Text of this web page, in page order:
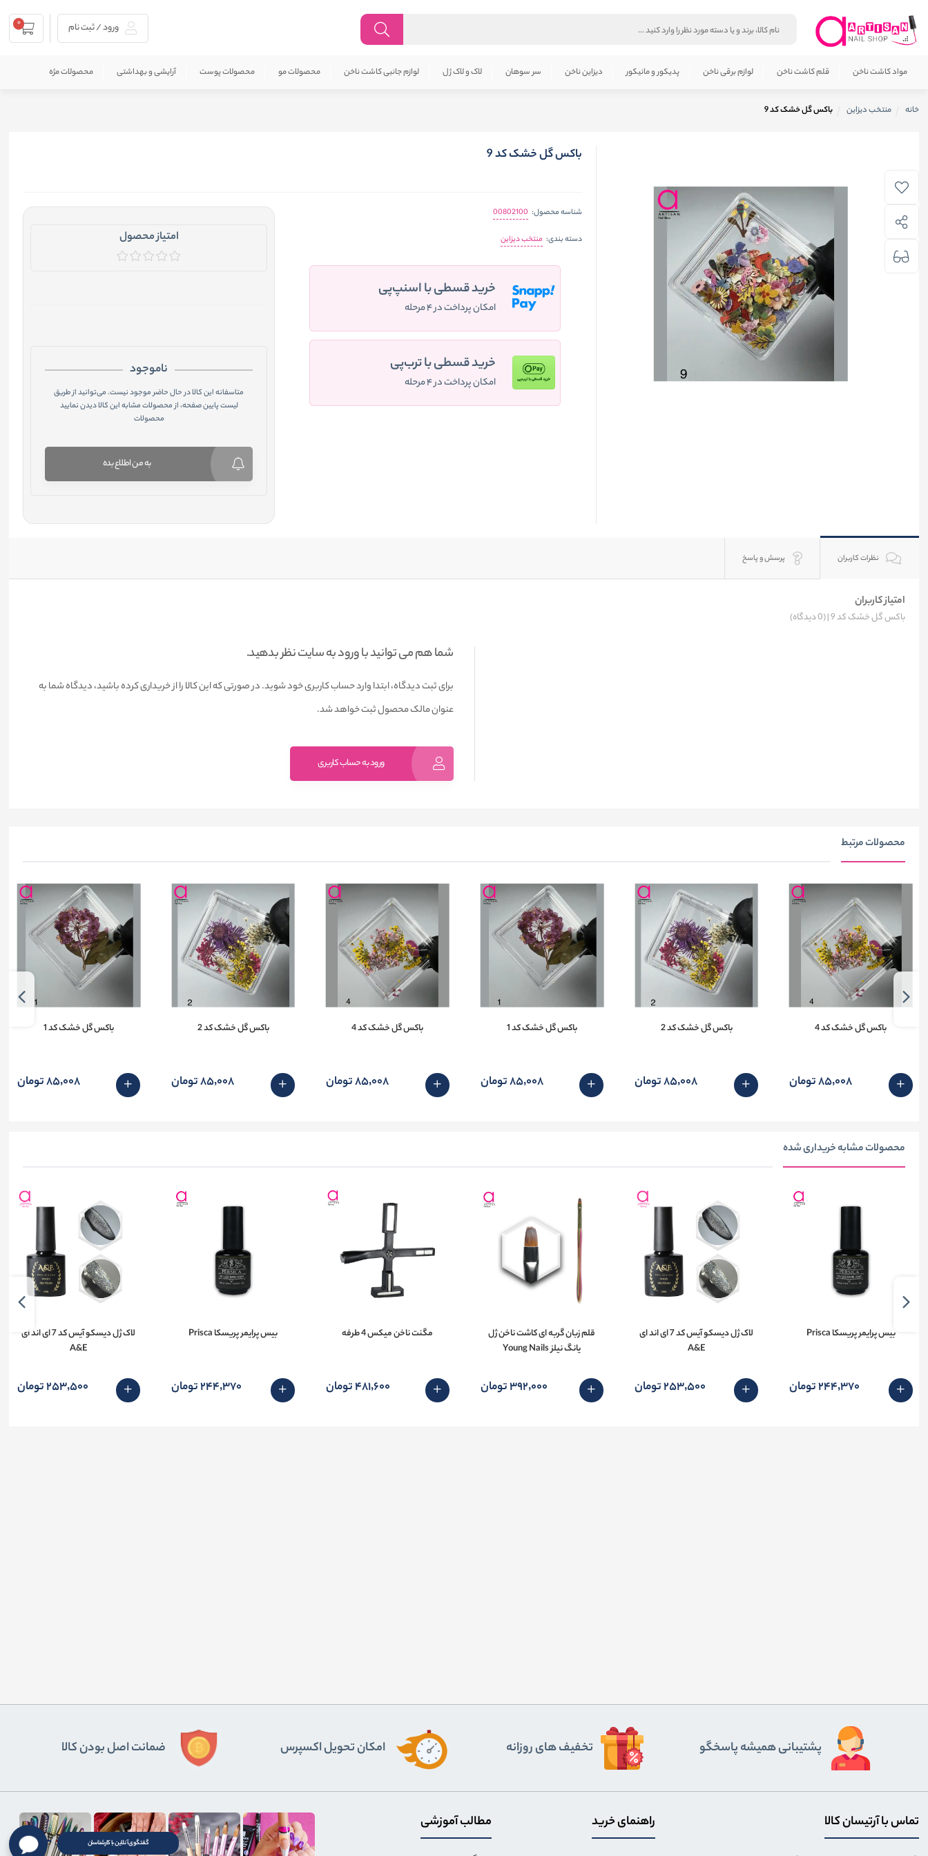
گفتگوی آنلاین با کارشناسان
ورود / ثبت نام 0
مواد کاشت ناخن قلم کاشت ناخن لوازم برقی ناخن پدیکور و مانیکور دیزاین ناخن سر سوهان لاک و لاک ژل لوازم جانبی کاشت ناخن محصولات مو محصولات پوست آرایشی و بهداشتی محصولات مژه
خانه منتخب دیزاین باکس گل خشک کد 9
باکس گل خشک کد 9
شناسه محصول: 00802100
دسته بندی: منتخب دیزاین
خرید قسطی با اسنپ‌پی
امکان پرداخت در ۴ مرحله
خرید قسطی با ترب‌پی
امکان پرداخت در ۴ مرحله
امتیاز محصول
ناموجود
متاسفانه این کالا در حال حاضر موجود نیست. می‌توانید از طریق
لیست پایین صفحه، از محصولات مشابه این کالا دیدن نمایید
محصولات
به من اطلاع بده
نظرات کاربران پرسش و پاسخ
امتیاز کاربران
باکس گل خشک کد 9 | (0 دیدگاه)
شما هم می توانید با ورود به سایت نظر بدهید.
برای ثبت دیدگاه، ابتدا وارد حساب کاربری خود شوید. در صورتی که این کالا را از خریداری کرده باشید، دیدگاه شما به
عنوان مالک محصول ثبت خواهد شد.
ورود به حساب کاربری
محصولات مرتبط
باکس گل خشک کد 4
85٬008 تومان
باکس گل خشک کد 2
85٬008 تومان
باکس گل خشک کد 1
85٬008 تومان
باکس گل خشک کد 4
85٬008 تومان
باکس گل خشک کد 2
85٬008 تومان
باکس گل خشک کد 1
85٬008 تومان
محصولات مشابه خریداری شده
بیس پرایمر پریسکا Prisca
244٬370 تومان
لاک ژل دیسکو آیس کد 7 ای اند ای
A&E
253٬500 تومان
قلم زبان گربه ای کاشت ناخن ژل
یانگ نیلز Young Nails
392٬000 تومان
مگنت ناخن میکس 4 طرفه
481٬600 تومان
بیس پرایمر پریسکا Prisca
244٬370 تومان
لاک ژل دیسکو آیس کد 7 ای اند ای
A&E
253٬500 تومان
پشتیبانی همیشه پاسخگو تخفیف های روزانه اﻣﮑﺎن ﺗﺤﻮﯾﻞ اﮐﺴﭙﺮس ضمانت اصل بودن کالا
تماس با آرتیسان کالا راهنمای خرید مطالب آموزشی